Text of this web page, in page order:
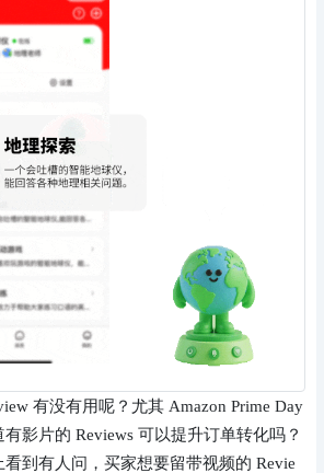
有没有用呢？尤其 Amazon Prime Day
影片的 Reviews 可以提升订单转化吗？
到有人问，买家想要留带视频的 Revie